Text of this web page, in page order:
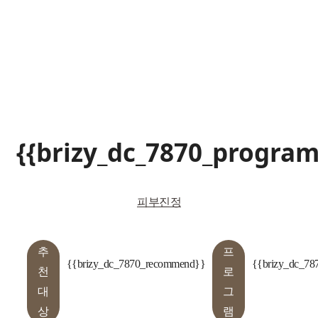
피부진정
추
천
대
상
{{brizy_dc_7870_recommend}}
프
로
그
램